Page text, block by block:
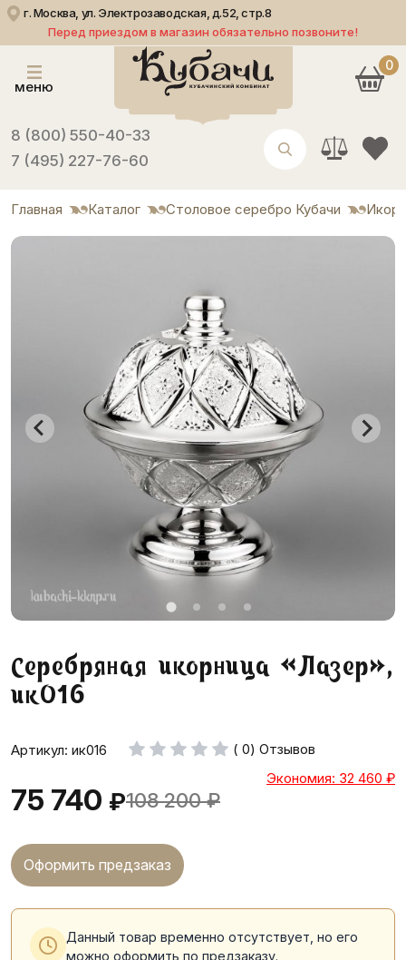
г. Москва, ул. Электрозаводская, д.52, стр.8
Перед приездом в магазин обязательно позвоните!
меню
8 (800) 550-40-33
7 (495) 227-76-60
0
Главная Каталог Столовое серебро Кубачи
Серебряная икорница «Лазер»,
ик016
Артикул: ик016 ( 0) Отзывов
75 740 ₽108 200 ₽
Экономия: 32 460 ₽
Оформить предзаказ
Данный товар временно отсутствует, но его
можно оформить по предзаказу.